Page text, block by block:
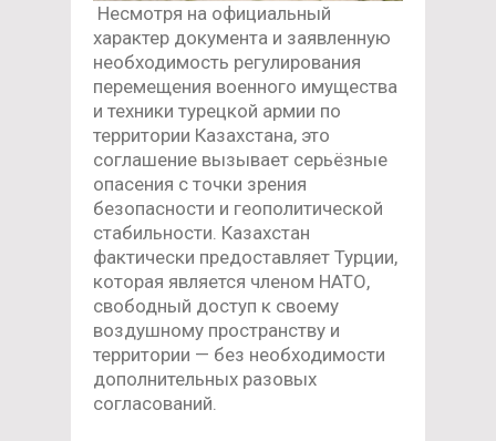
Несмотря на официальный
характер документа и заявленную
необходимость регулирования
перемещения военного имущества
и техники турецкой армии по
территории Казахстана, это
соглашение вызывает серьёзные
опасения с точки зрения
безопасности и геополитической
стабильности. Казахстан
фактически предоставляет Турции,
которая является членом НАТО,
свободный доступ к своему
воздушному пространству и
территории — без необходимости
дополнительных разовых
согласований.